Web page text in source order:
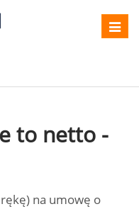
to netto -
na umowę o